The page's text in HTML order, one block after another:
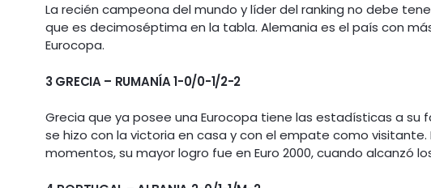
La recién campeona del mundo y líder del ranking no debe
que es decimoséptima en la tabla. Alemania es el país con
Eurocopa.
3 GRECIA – RUMANÍA 1-0/0-1/2-2
Grecia que ya posee una Eurocopa tiene las estadísticas a su
se hizo con la victoria en casa y con el empate como
momentos, su mayor logro fue en Euro 2000, cuando alcanzó